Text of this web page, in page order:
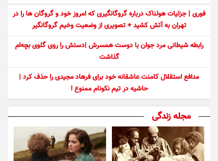
فوری | جزئیات هولناک درباره گروگانگیری که امروز خود و گروگان ها را در
تهران به آتش کشید + تصویری از وضعیت وخیم گروگانگیر
رابطه شیطانی مرد جوان با دوست همسرش |دستش را روی گلوی بچه‌ام
گذاشت
مدافع استقلال کامنت عاشقانه خود برای فرهاد مجیدی را حذف کرد |
حاشیه در تیم نکونام ممنوع !
مجله زندگی